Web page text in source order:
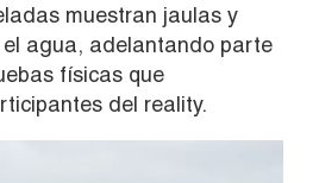
muestran jaulas y
agua, adelantando parte
físicas que
del reality.